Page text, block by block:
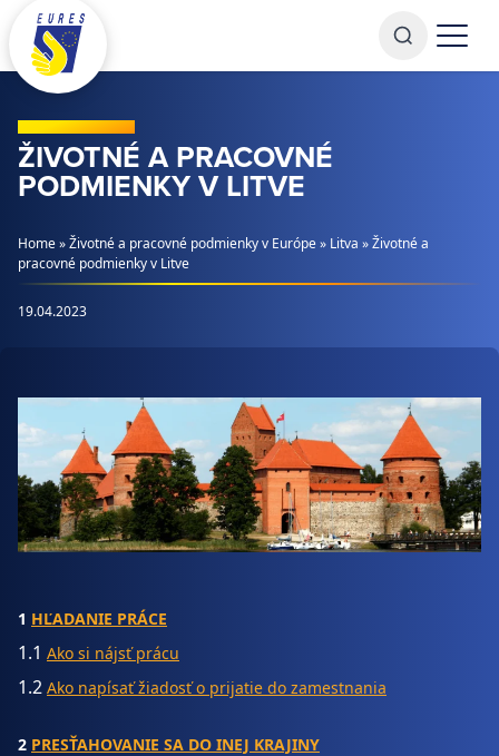
Prejsť na obsah
ŽIVOTNÉ A PRACOVNÉ
PODMIENKY V LITVE
Home»Životné a pracovné podmienky v Európe» Litva »Životné a
pracovné podmienky v Litve
19.04.2023
1 HĽADANIE PRÁCE
1.1 Ako si nájsť prácu
1.2 Ako napísať žiadosť o prijatie do zamestnania
2 PRESŤAHOVANIE SA DO INEJ KRAJINY